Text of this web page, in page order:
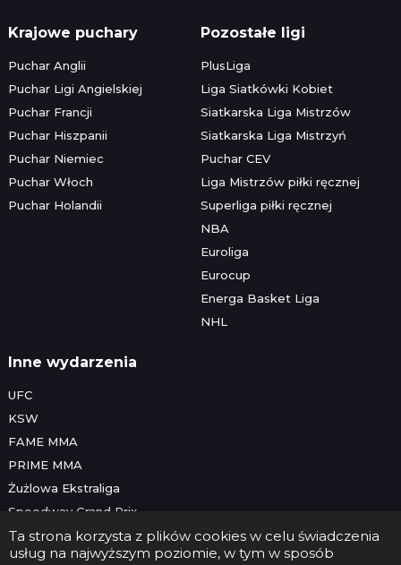
Ta strona korzysta z plików cookies w celu świadczenia
usług na najwyższym poziomie, w tym w sposób
Krajowe puchary
Puchar Anglii
Puchar Ligi Angielskiej
Puchar Francji
Puchar Hiszpanii
Puchar Niemiec
Puchar Włoch
Puchar Holandii
Pozostałe ligi
PlusLiga
Liga Siatkówki Kobiet
Siatkarska Liga Mistrzów
Siatkarska Liga Mistrzyń
Puchar CEV
Liga Mistrzów piłki ręcznej
Superliga piłki ręcznej
NBA
Euroliga
Eurocup
Energa Basket Liga
NHL
Inne wydarzenia
UFC
KSW
FAME MMA
PRIME MMA
Żużlowa Ekstraliga
Speedway Grand Prix
Skoki narciarskie